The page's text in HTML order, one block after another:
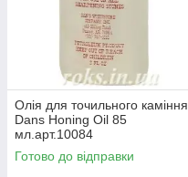
Олія для точильного каміння
Dans Honing Oil 85
мл.арт.10084
Готово до відправки